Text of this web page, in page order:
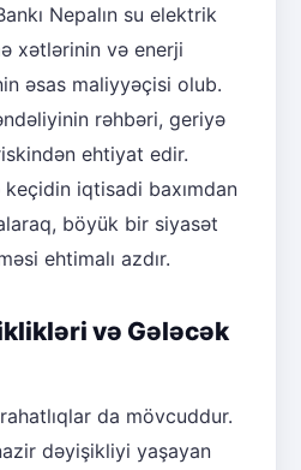
Nepalın su elektrik
xətlərinin və enerji
əsas maliyyəçisi olub.
rəhbəri, geriyə
ehtiyat edir.
keçidin iqtisadi baxımdan
böyük bir siyasət
ehtimalı azdır.
və Gələcək
da mövcuddur.
dəyişikliyi yaşayan